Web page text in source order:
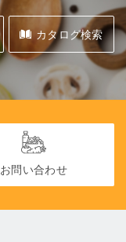
カタログ検索
お問い合わせ